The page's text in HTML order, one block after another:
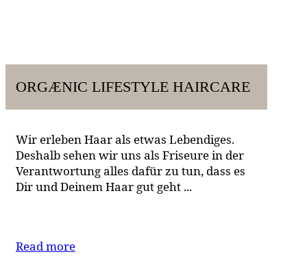
ORGÆNIC LIFESTYLE HAIRCARE
Wir erleben Haar als etwas Lebendiges.
Deshalb sehen wir uns als Friseure in der
Verantwortung alles dafür zu tun, dass es
Dir und Deinem Haar gut geht ...
Read more